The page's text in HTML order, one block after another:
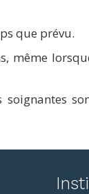
que prévu.
même
soignantes
reddit